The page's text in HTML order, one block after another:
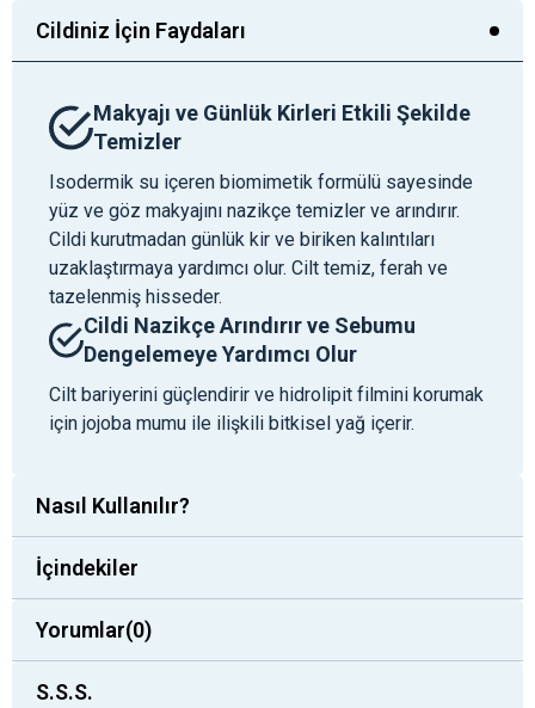
Cildiniz İçin Faydaları
Makyajı ve Günlük Kirleri Etkili Şekilde
Temizler
Isodermik su içeren biomimetik formülü sayesinde
yüz ve göz makyajını nazikçe temizler ve arındırır.
Cildi kurutmadan günlük kir ve biriken kalıntıları
uzaklaştırmaya yardımcı olur. Cilt temiz, ferah ve
tazelenmiş hisseder.
Cildi Nazikçe Arındırır ve Sebumu
Dengelemeye Yardımcı Olur
Cilt bariyerini güçlendirir ve hidrolipit filmini korumak
için jojoba mumu ile ilişkili bitkisel yağ içerir.
Nasıl Kullanılır?
İçindekiler
Yorumlar(0)
S.S.S.